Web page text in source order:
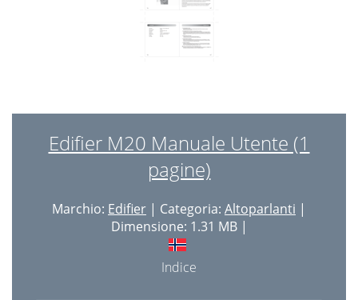
Edifier M20 Manuale Utente (1
pagine)
Marchio: Edifier | Categoria: Altoparlanti |
Dimensione: 1.31 MB |
Indice